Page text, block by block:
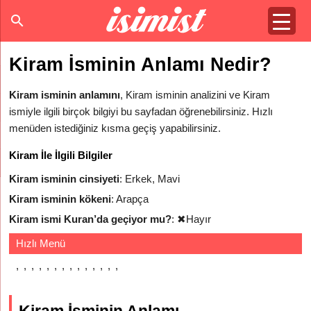
Kiram İsminin Anlamı Nedir?
Kiram isminin anlamını, Kiram isminin analizini ve Kiram
ismiyle ilgili birçok bilgiyi bu sayfadan öğrenebilirsiniz. Hızlı
menüden istediğiniz kısma geçiş yapabilirsiniz.
Kiram İle İlgili Bilgiler
Kiram isminin cinsiyeti: Erkek, Mavi
Kiram isminin kökeni: Arapça
Kiram ismi Kuran’da geçiyor mu?: ✖Hayır
Hızlı Menü